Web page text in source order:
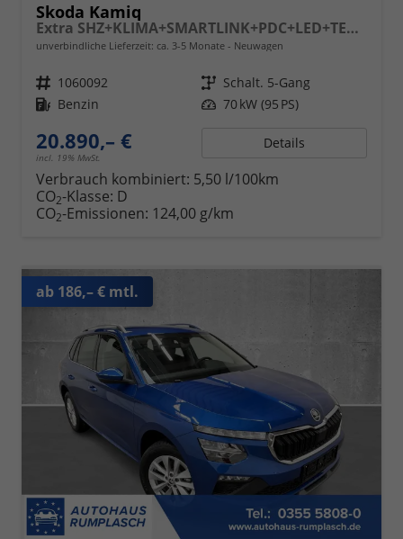
Skoda Kamiq
Extra SHZ+KLIMA+SMARTLINK+PDC+LED+TEMPOMAT
unverbindliche Lieferzeit: ca. 3-5 Monate Neuwagen
Fahrzeugnr. 1060092 Getriebe Schalt. 5-Gang
Kraftstoff Benzin Leistung 70 kW (95 PS)
20.890,– €
incl. 19% MwSt.
Details
Verbrauch kombiniert: 5,50 l/100km
CO2-Klasse: D
CO2-Emissionen: 124,00 g/km
ab 186,– € mtl.